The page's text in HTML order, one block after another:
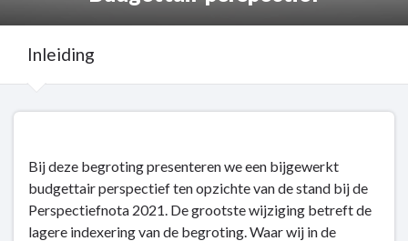
Inleiding
navigatie
Budgettair
perspectief
Bij deze begroting presenteren we een bijgewerkt
budgettair perspectief ten opzichte van de stand bij de
Perspectiefnota 2021. De grootste wijziging betreft de
lagere indexering van de begroting. Waar wij in de